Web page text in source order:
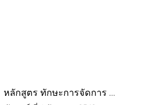
หลักสูตร ทักษะการจัดการ สำหรับเจ้าหน้าที่ฝึกอบรมมืออาชีพ Professional Training Officer Skills